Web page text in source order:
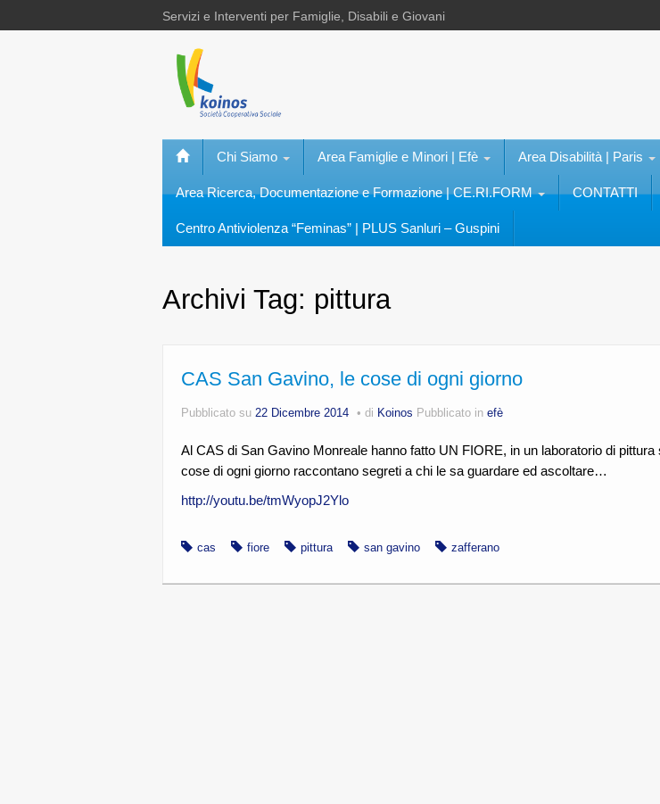
Servizi e Interventi per Famiglie, Disabili e Giovani
Chi Siamo Area Famiglie e Minori | Efè Area Disabilità | Paris
Area Ricerca, Documentazione e Formazione | CE.RI.FORM CONTATTI
Centro Antiviolenza “Feminas” | PLUS Sanluri – Guspini
Archivi Tag: pittura
CAS San Gavino, le cose di ogni giorno
Pubblicato su 22 Dicembre 2014 di Koinos Pubblicato in efè
Al CAS di San Gavino Monreale hanno fatto UN FIORE, in un laboratorio di
cose di ogni giorno raccontano segreti a chi le sa guardare ed ascoltare…
http://youtu.be/tmWyopJ2Ylo
cas fiore pittura san gavino zafferano